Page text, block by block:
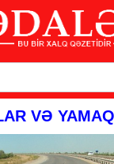
VƏ